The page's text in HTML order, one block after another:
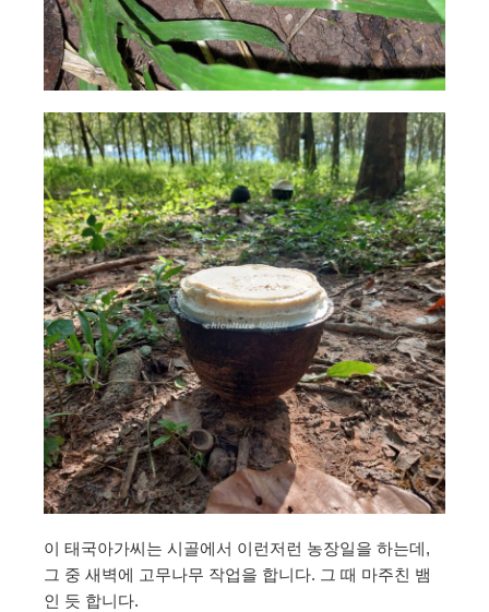
이 태국아가씨는 시골에서 이런저런 농장일을 하는데,
그 중 새벽에 고무나무 작업을 합니다. 그 때 마주친 뱀
인 듯 합니다.